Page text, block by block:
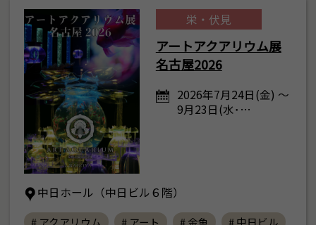
栄・伏見
アートアクアリウム展
名古屋2026
2026年7月24日(金) ～
9月23日(水･…
中日ホール（中日ビル６階）
# アクアリウム # アート # 金魚 # 中日ビル